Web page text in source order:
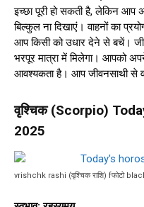
इच्छा पूरी हो सकती है, लेकिन आप
बिल्कुल ना दिखाएं। वाहनों का
आप किसी को उधार देने से बचें।
भरपूर मात्रा में मिलेगा। आपको
आवश्यकता है। आप जीवनसाथी से
वृश्चिक (Scorpio)
2025
vrishchk rashi (वृश्चिक राशि) fफोटो